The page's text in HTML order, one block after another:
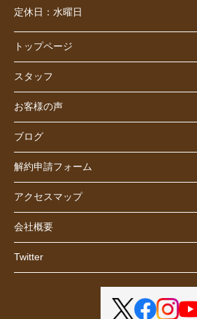
定休日： 水曜日
トップページ
スタッフ
お客様の声
ブログ
解約申請フォーム
アクセスマップ
会社概要
Twitter